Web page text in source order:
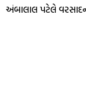
અંબાલાલ પટેલે